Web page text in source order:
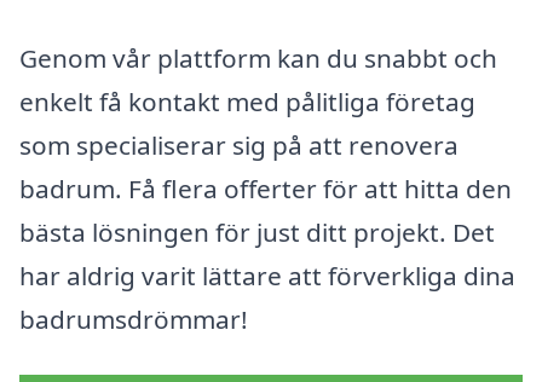
Genom vår plattform kan du snabbt och
enkelt få kontakt med pålitliga företag
som specialiserar sig på att renovera
badrum. Få flera offerter för att hitta den
bästa lösningen för just ditt projekt. Det
har aldrig varit lättare att förverkliga dina
badrumsdrömmar!